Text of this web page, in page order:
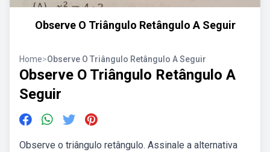
Observe O Triângulo Retângulo A Seguir
Home>Observe O Triângulo Retângulo A Seguir
Observe O Triângulo Retângulo A
Seguir
Observe o triângulo retângulo. Assinale a alternativa